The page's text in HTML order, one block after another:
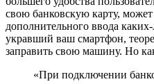
свою банковскую карту,
дополнительного ввода
укравший ваш смартфон,
заправить свою машину. Но
«При подключении